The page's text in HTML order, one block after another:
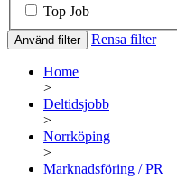
Top Job
Använd filter Rensa filter
Home
>
Deltidsjobb
>
Norrköping
>
Marknadsföring / PR